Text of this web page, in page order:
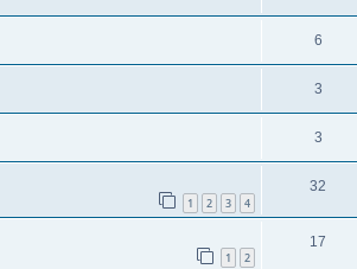
6
3
3
1 2 3 4
32
1 2
17